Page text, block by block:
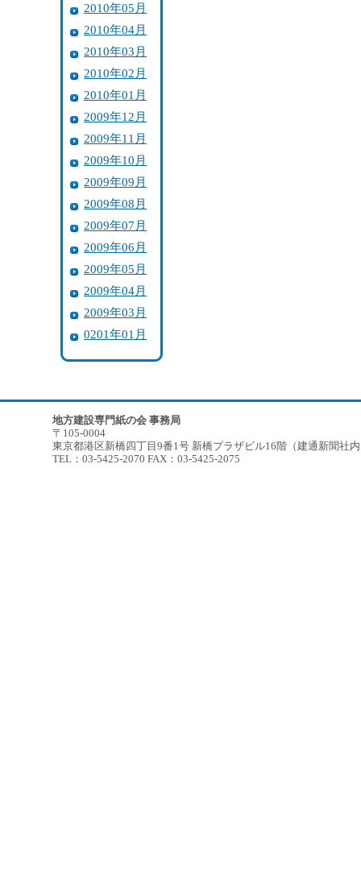
2010年05月
2010年04月
2010年03月
2010年02月
2010年01月
2009年12月
2009年11月
2009年10月
2009年09月
2009年08月
2009年07月
2009年06月
2009年05月
2009年04月
2009年03月
0201年01月
地方建設専門紙の会 事務局
〒105-0004
東京都港区新橋四丁目9番1号 新橋プラザビル16階（建通新聞社
TEL：03-5425-2070 FAX：03-5425-2075